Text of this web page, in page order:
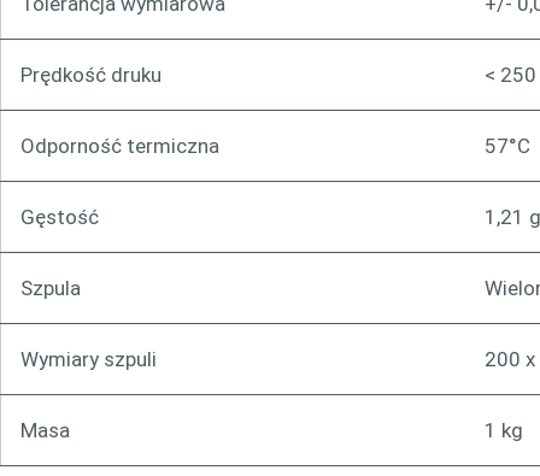
Prędkość druku <
Odporność termiczna 57°C
Gęstość 1,21
Szpula
Wymiary szpuli 200
Masa 1 kg